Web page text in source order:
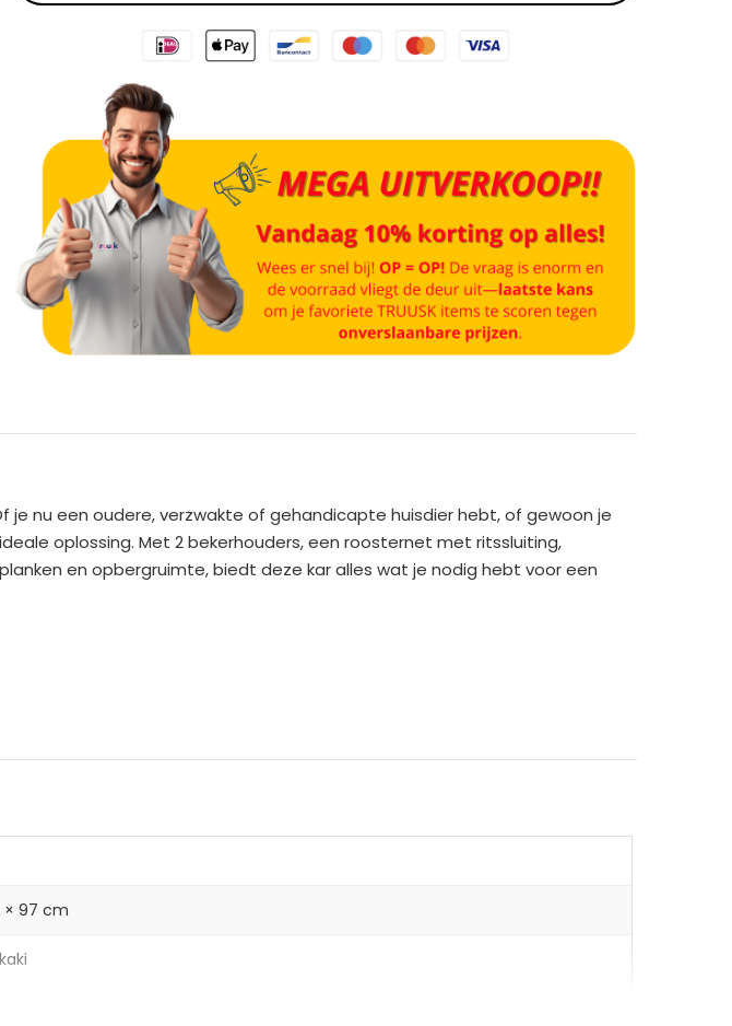
r
n
a
nu een oudere, verzwakte of gehandicapte huisdier hebt, of gewoon je
oplossing. Met 2 bekerhouders, een roosternet met ritssluiting,
en opbergruimte, biedt deze kar alles wat je nodig hebt voor een
× 97 cm